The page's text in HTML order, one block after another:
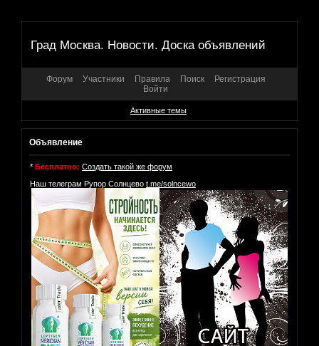
Град Москва. Новости. Доска объявлений
Форум Участники Правила Поиск
Регистрация
Войти
Активные темы
Объявление
* Бесплатно: Создать такой же форум
Наш телеграм Рупор Солнцево t.me/solncewo